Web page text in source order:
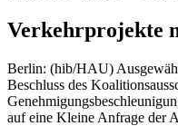
Verkehrprojekte
Berlin: (hib/HAU)
Beschluss des
auf eine Kleine Anfrage der